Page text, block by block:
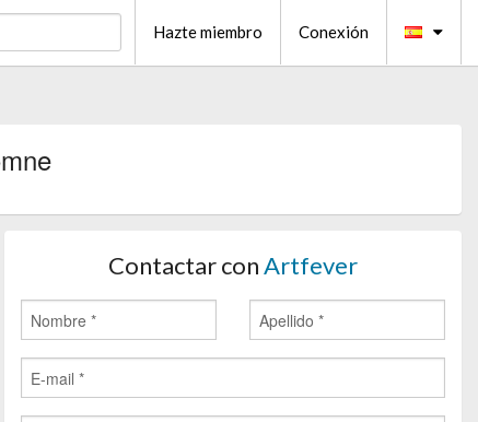
Hazte miembro Conexión
Contactar conArtfever